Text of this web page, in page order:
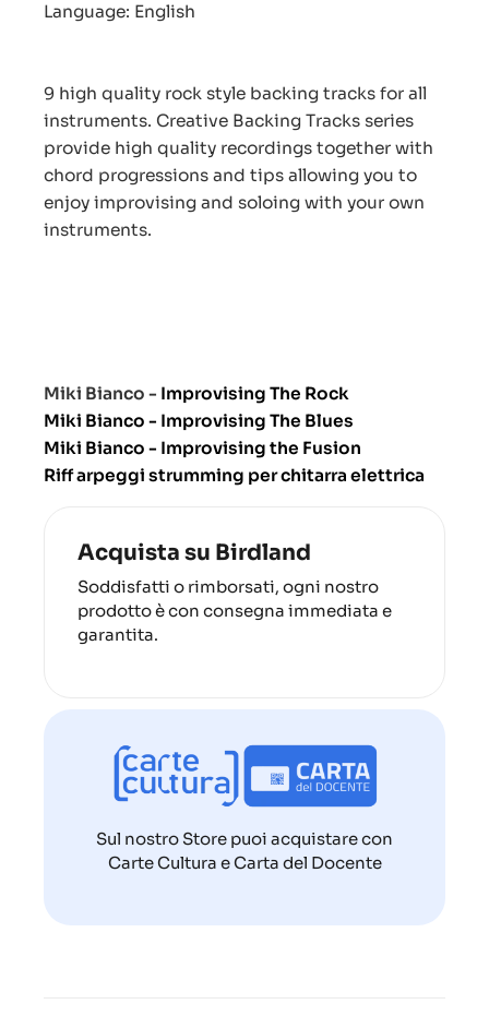
Language: English
9 high quality rock style backing tracks for all
instruments. Creative Backing Tracks series
provide high quality recordings together with
chord progressions and tips allowing you to
enjoy improvising and soloing with your own
instruments.
Miki Bianco - Improvising The Rock
Miki Bianco - Improvising The Blues
Miki Bianco - Improvising the Fusion
Riff arpeggi strumming per chitarra elettrica
Acquista su Birdland
Soddisfatti o rimborsati, ogni nostro
prodotto è con consegna immediata e
garantita.
Sul nostro Store puoi acquistare con
Carte Cultura e Carta del Docente